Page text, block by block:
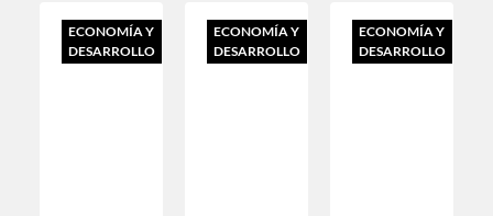
ECONOMÍA Y
DESARROLLO
ECONOMÍA Y
DESARROLLO
ECONOMÍA Y
DESARROLLO